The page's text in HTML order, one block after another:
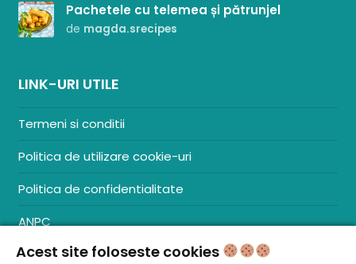
Pachetele cu telemea și pătrunjel
de magda.srecipes
LINK-URI UTILE
Termeni si conditii
Politica de utilizare cookie-uri
Politica de confidentialitate
ANPC
Contact
Acest site foloseste cookies